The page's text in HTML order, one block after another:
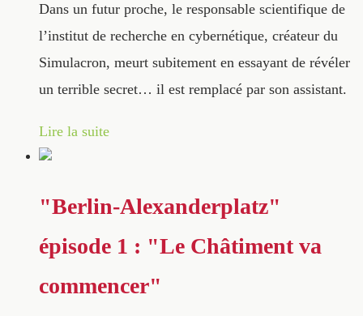
Dans un futur proche, le responsable scientifique de
l’institut de recherche en cybernétique, créateur du
Simulacron, meurt subitement en essayant de révéler
un terrible secret… il est remplacé par son assistant.
Lire la suite
"Berlin-Alexanderplatz"
épisode 1 : "Le Châtiment va
commencer"